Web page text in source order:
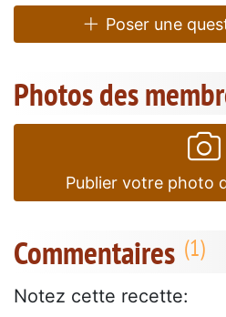
Poser une
Photos des
Publier votre photo
Commentaires
Notez cette recette: